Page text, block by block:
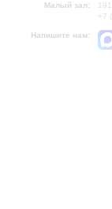
Малый зал:
+7
Напишите нам: